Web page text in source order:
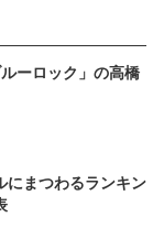
ーロック」の高橋
にまつわるランキン